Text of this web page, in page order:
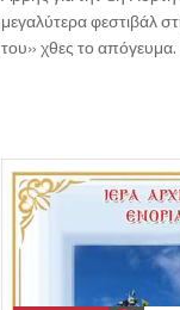
μεγαλύτερα φεστιβάλ
του» χθες το